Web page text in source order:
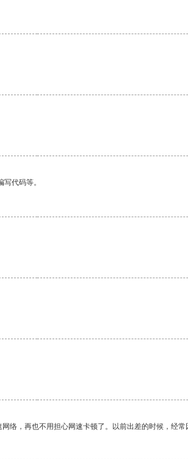
代码等。
，再也不用担心网速卡顿了。以前出差的时候，经